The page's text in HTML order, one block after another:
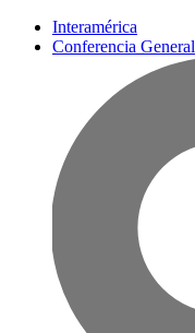
Interamérica
Conferencia General